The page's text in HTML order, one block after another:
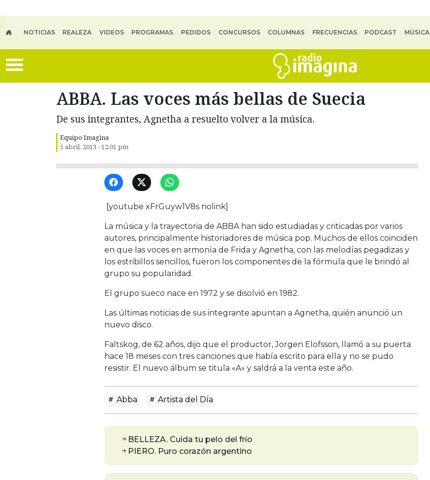
NOTICIAS REALEZA VIDEOS PROGRAMAS PEDIDOS CONCURSOS COLUMNAS FRECUENCIAS PODCAST MÚSICA
ABBA. Las voces más bellas de Suecia
De sus integrantes, Agnetha a resuelto volver a la música.
Equipo Imagina
5 abril, 2013 - 12:01 pm
[youtube xFrGuyw1V8s nolink]
La música y la trayectoria de ABBA han sido estudiadas y criticadas por varios
autores, principalmente historiadores de música pop. Muchos de ellos coinciden
en que las voces en armonía de Frida y Agnetha, con las melodías pegadizas y
los estribillos sencillos, fueron los componentes de la fórmula que le brindó al
grupo su popularidad.
El grupo sueco nace en 1972 y se disolvió en 1982.
Las últimas noticias de sus integrante apuntan a Agnetha, quién anunció un
nuevo disco.
Faltskog, de 62 años, dijo que el productor, Jorgen Elofsson, llamó a su puerta
hace 18 meses con tres canciones que había escrito para ella y no se pudo
resistir. El nuevo álbum se titula «A» y saldrá a la venta este año.
Abba Artista del Día
BELLEZA. Cuida tu pelo del frío
PIERO. Puro corazón argentino